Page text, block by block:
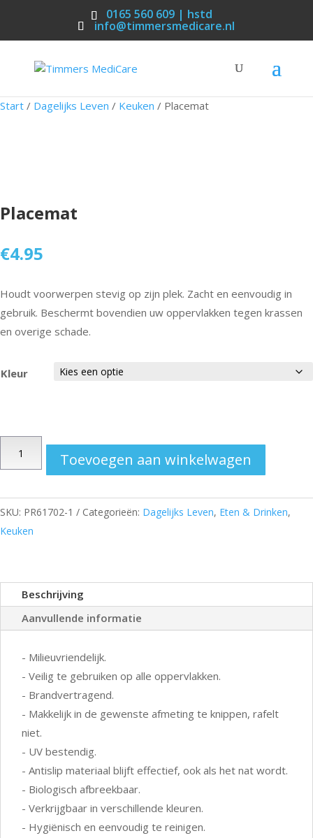
0165 560 609 | hstd
info@timmersmedicare.nl
Start / Dagelijks Leven / Keuken / Placemat
Placemat
€4.95
Houdt voorwerpen stevig op zijn plek. Zacht en eenvoudig in
gebruik. Beschermt bovendien uw oppervlakken tegen krassen
en overige schade.
Kleur
Toevoegen aan winkelwagen
SKU: PR61702-1 Categorieën: Dagelijks Leven, Eten & Drinken,
Keuken
Beschrijving
Aanvullende informatie
- Milieuvriendelijk.
- Veilig te gebruiken op alle oppervlakken.
- Brandvertragend.
- Makkelijk in de gewenste afmeting te knippen, rafelt
niet.
- UV bestendig.
- Antislip materiaal blijft effectief, ook als het nat wordt.
- Biologisch afbreekbaar.
- Verkrijgbaar in verschillende kleuren.
- Hygiënisch en eenvoudig te reinigen.